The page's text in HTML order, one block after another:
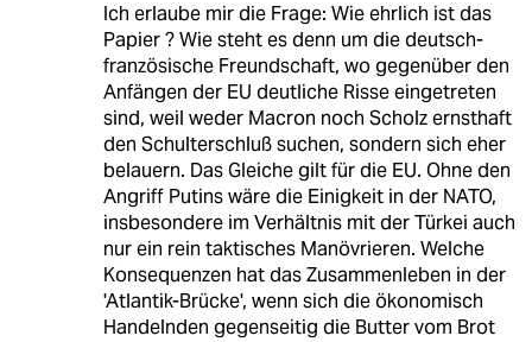
Ich erlaube mir die Frage: Wie ehrlich ist das
Papier ? Wie steht es denn um die deutsch-
französische Freundschaft, wo gegenüber den
Anfängen der EU deutliche Risse eingetreten
sind, weil weder Macron noch Scholz ernsthaft
den Schulterschluß suchen, sondern sich eher
belauern. Das Gleiche gilt für die EU. Ohne den
Angriff Putins wäre die Einigkeit in der NATO,
insbesondere im Verhältnis mit der Türkei auch
nur ein rein taktisches Manövrieren. Welche
Konsequenzen hat das Zusammenleben in der
'Atlantik-Brücke', wenn sich die ökonomisch
Handelnden gegenseitig die Butter vom Brot